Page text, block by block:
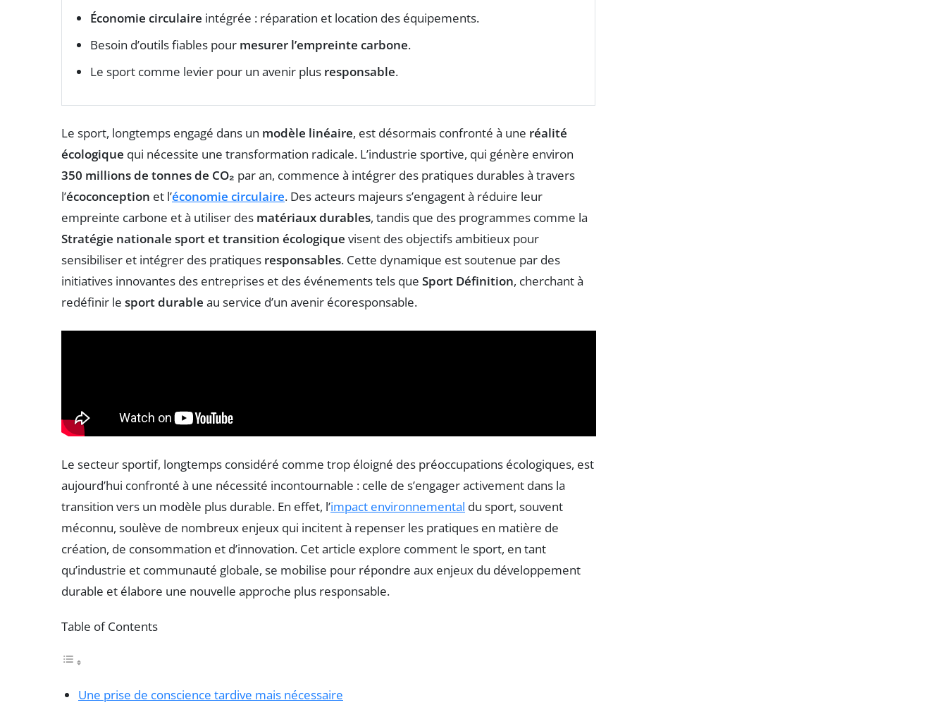
Économie circulaire intégrée : réparation et location des équipements.
Besoin d’outils fiables pour mesurer l’empreinte carbone.
Le sport comme levier pour un avenir plus responsable.
Le sport, longtemps engagé dans un modèle linéaire, est désormais confronté à une réalité
écologique qui nécessite une transformation radicale. L’industrie sportive, qui génère environ
350 millions de tonnes de CO₂ par an, commence à intégrer des pratiques durables à travers
l’écoconception et l’économie circulaire. Des acteurs majeurs s’engagent à réduire leur
empreinte carbone et à utiliser des matériaux durables, tandis que des programmes comme la
Stratégie nationale sport et transition écologique visent des objectifs ambitieux pour
sensibiliser et intégrer des pratiques responsables. Cette dynamique est soutenue par des
initiatives innovantes des entreprises et des événements tels que Sport Définition, cherchant à
redéfinir le sport durable au service d’un avenir écoresponsable.
Le secteur sportif, longtemps considéré comme trop éloigné des préoccupations écologiques, est
aujourd’hui confronté à une nécessité incontournable : celle de s’engager activement dans la
transition vers un modèle plus durable. En effet, l’impact environnemental du sport, souvent
méconnu, soulève de nombreux enjeux qui incitent à repenser les pratiques en matière de
création, de consommation et d’innovation. Cet article explore comment le sport, en tant
qu’industrie et communauté globale, se mobilise pour répondre aux enjeux du développement
durable et élabore une nouvelle approche plus responsable.
Table of Contents
Une prise de conscience tardive mais nécessaire